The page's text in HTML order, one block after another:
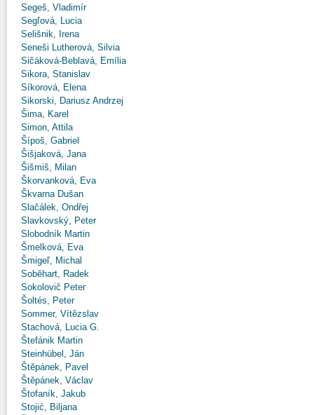
Segeš, Vladimír
Segľová, Lucia
Selišnik, Irena
Seneši Lutherová, Silvia
Sičáková-Beblavá, Emília
Sikora, Stanislav
Síkorová, Elena
Sikorski, Dariusz Andrzej
Šima, Karel
Simon, Attila
Šípoš, Gabriel
Šišjaková, Jana
Šišmiš, Milan
Škorvanková, Eva
Škvarna Dušan
Slačálek, Ondřej
Slavkovský, Peter
Slobodník Martin
Šmelková, Eva
Šmigeľ, Michal
Soběhart, Radek
Sokolovič Peter
Šoltés, Peter
Sommer, Vítězslav
Stachová, Lucia G.
Štefánik Martin
Steinhübel, Ján
Štěpánek, Pavel
Štěpánek, Václav
Štofaník, Jakub
Stojić, Biljana